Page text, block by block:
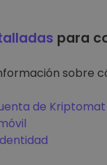
para
sobre
de